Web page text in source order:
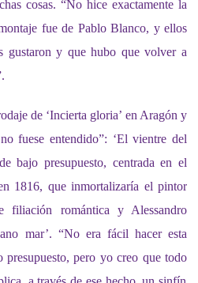
cosas. “No hice exactamente la
fue de Pablo Blanco, y ellos
gustaron y que hubo que volver a
de ‘Incierta gloria’ en Aragón y
fuese entendido”: ‘El vientre del
bajo presupuesto, centrada en el
1816, que inmortalizaría el pintor
filiación romántica y Alessandro
mar’. “No era fácil hacer esta
pero yo creo que todo